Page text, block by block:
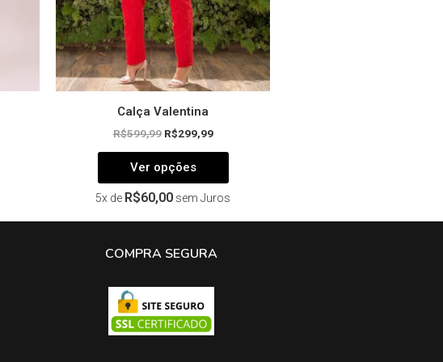
Calça Valentina
R$599,99 R$299,99
Ver opções
na
página
do
produto
5x de R$60,00 sem Juros
COMPRA SEGURA